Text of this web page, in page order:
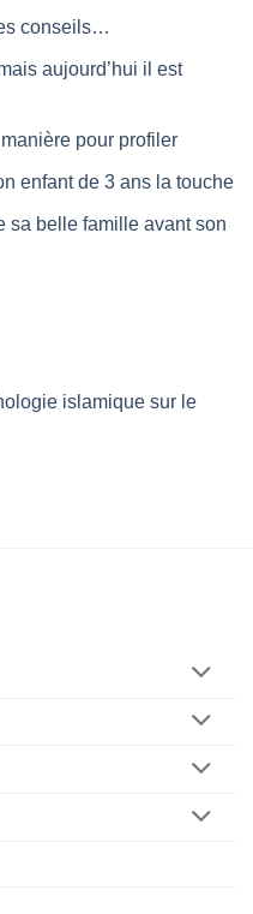
conseils…
aujourd’hui il est
pour profiler
enfant de 3 ans la touche
sa belle famille avant son
islamique sur le